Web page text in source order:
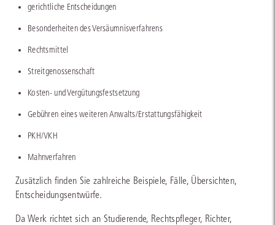
gerichtliche Entscheidungen
Besonderheiten des Versäumnisverfahrens
Rechtsmittel
Streitgenossenschaft
Kosten- und Vergütungsfestsetzung
Gebühren eines weiteren Anwalts/Erstattungsfähigkeit
PKH/VKH
Mahnverfahren
Zusätzlich finden Sie zahlreiche Beispiele, Fälle, Übersichten,
Entscheidungsentwürfe.
Da Werk richtet sich an Studierende, Rechtspfleger, Richter,